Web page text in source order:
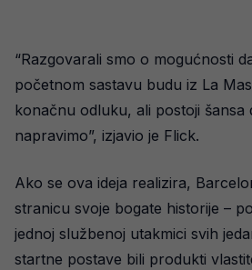
“Razgovarali smo o mogućnosti
početnom sastavu budu iz La
konačnu odluku, ali postoji šansa
napravimo”, izjavio je Flick.
Ako se ova ideja realizira,
stranicu svoje bogate historije –
jednoj službenoj utakmici svih
startne postave bili produkti